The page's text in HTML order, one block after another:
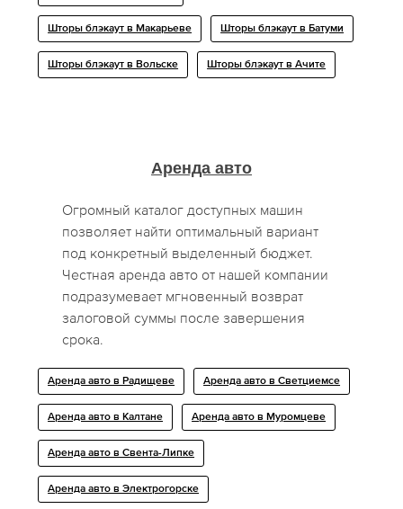
Шторы блэкаут в Макарьеве Шторы блэкаут в Батуми
Шторы блэкаут в Вольске Шторы блэкаут в Ачите
Аренда авто
Огромный каталог доступных машин
позволяет найти оптимальный вариант
под конкретный выделенный бюджет.
Честная аренда авто от нашей компании
подразумевает мгновенный возврат
залоговой суммы после завершения
срока.
Аренда авто в Радищеве Аренда авто в Светциемсе
Аренда авто в Калтане Аренда авто в Муромцеве
Аренда авто в Свента-Липке
Аренда авто в Электрогорске